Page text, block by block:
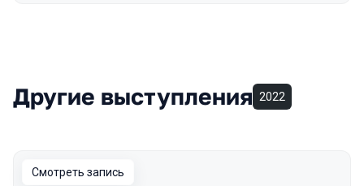
Другие выступления 2022
Смотреть запись